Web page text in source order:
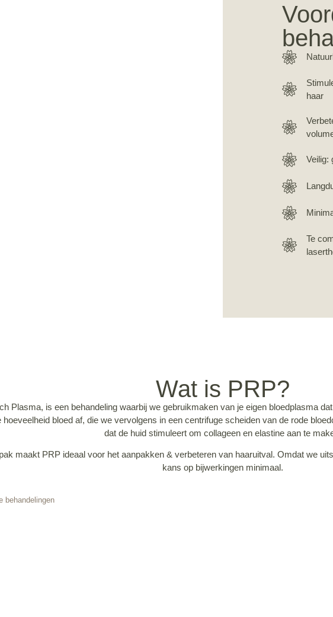
haar
Veilig:
Te
Wat is PRP?
Plasma, is een behandeling waarbij we gebruikmaken van je eigen bloedplasma
hoeveelheid bloed af, die we vervolgens in een centrifuge scheiden van de rode
dat de huid stimuleert om collageen en elastine aan te
maakt PRP ideaal voor het aanpakken & verbeteren van haaruitval. Omdat we
kans op bijwerkingen minimaal.
behandelingen